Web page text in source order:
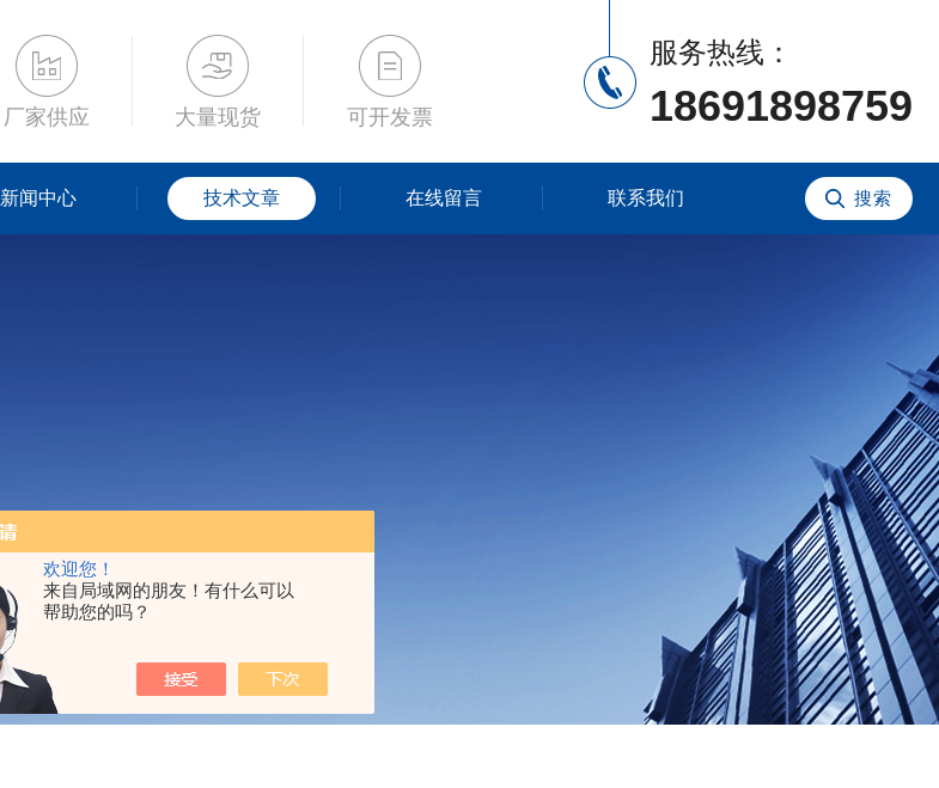
欢迎您！
来自局域网的朋友！有什么可以
帮助您的吗？
厂家供应 大量现货 可开发票
服务热线：
18691898759
新闻中心 技术文章 在线留言 联系我们